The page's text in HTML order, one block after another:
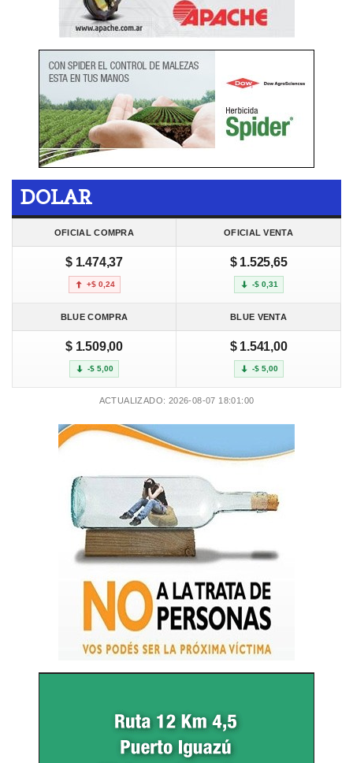
DOLAR
OFICIAL COMPRA OFICIAL VENTA
$ 1.474,37
+$ 0,24
$ 1.525,65
-$ 0,31
BLUE COMPRA BLUE VENTA
$ 1.509,00
-$ 5,00
$ 1.541,00
-$ 5,00
ACTUALIZADO: 2026-08-07 18:01:00